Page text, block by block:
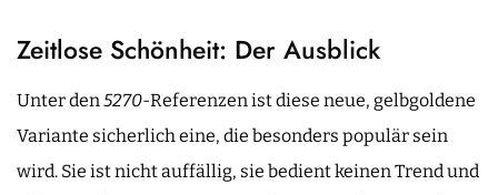
Zeitlose Schönheit: Der Ausblick
Unter den5270-Referenzen ist diese neue, gelbgoldene
Variante sicherlich eine, die besonders populär sein
wird. Sie ist nicht auffällig, sie bedient keinen Trend und